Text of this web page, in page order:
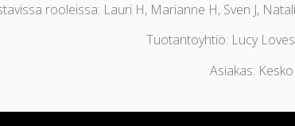
rooleissa: Lauri H, Marianne H, Sven J,
Tuotantoyhtiö: Lucy
Asiakas: Kesko